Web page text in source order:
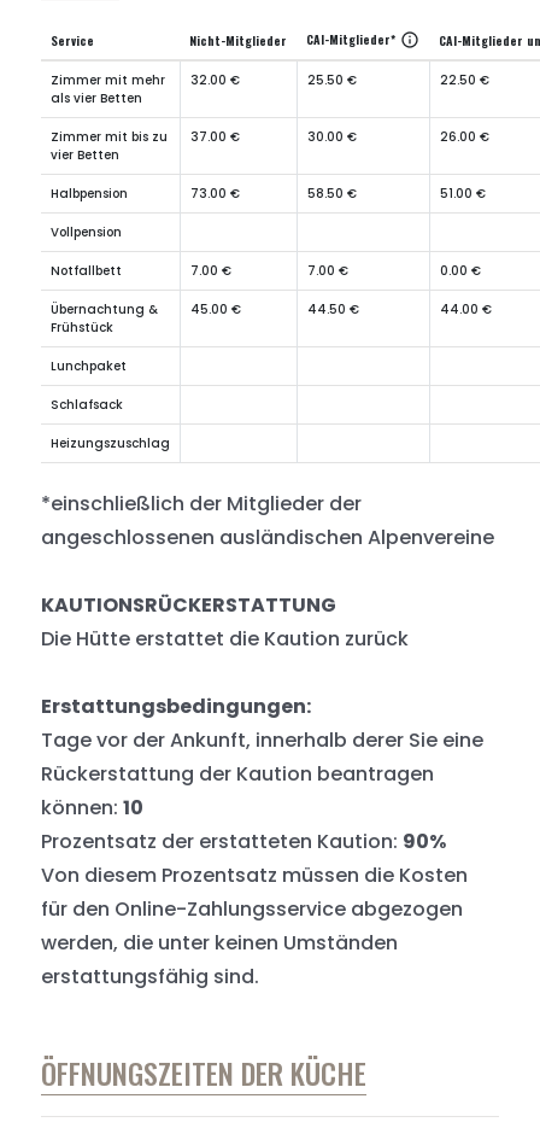
Service Nicht-Mitglieder CAI-Mitglieder* info CAI-Mitglieder
Zimmer mit mehr
als vier Betten
32.00 € 25.50 € 22.50 €
Zimmer mit bis zu
vier Betten
37.00 € 30.00 € 26.00 €
Halbpension 73.00 € 58.50 € 51.00 €
Vollpension
Notfallbett 7.00 € 7.00 € 0.00 €
Übernachtung &
Frühstück
45.00 € 44.50 € 44.00 €
Lunchpaket
Schlafsack
Heizungszuschlag
*einschließlich der Mitglieder der
angeschlossenen ausländischen Alpenvereine
KAUTIONSRÜCKERSTATTUNG
Die Hütte erstattet die Kaution zurück
Erstattungsbedingungen:
Tage vor der Ankunft, innerhalb derer Sie eine
Rückerstattung der Kaution beantragen
können:10
Prozentsatz der erstatteten Kaution: 90%
Von diesem Prozentsatz müssen die Kosten
für den Online-Zahlungsservice abgezogen
werden, die unter keinen Umständen
erstattungsfähig sind.
ÖFFNUNGSZEITEN DER KÜCHE